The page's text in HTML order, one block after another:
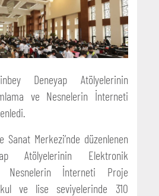
Deneyap Atölyelerinin
ve Nesnelerin İnterneti
Sanat Merkezi’nde düzenlenen
Atölyelerinin Elektronik
Nesnelerin İnterneti Proje
ve lise seviyelerinde 310